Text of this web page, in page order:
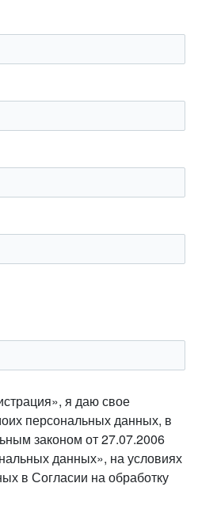
я даю свое
персональных данных, в
законом от 27.07.2006
данных», на условиях
в Согласии на обработку